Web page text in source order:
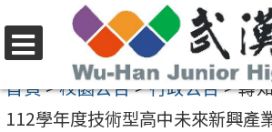
至
要
選
單
首頁>校園公告>行政公告>轉
112學年度技術型高中未來新興產